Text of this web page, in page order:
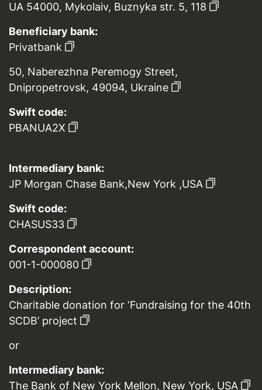
UA 54000, Mykolaiv, Buznyka str. 5, 118
Beneficiary bank:
Privatbank
50, Naberezhna Peremogy Street,
Dnipropetrovsk, 49094, Ukraine
Swift code:
PBANUA2X
Intermediary bank:
JP Morgan Chase Bank,New York ,USA
Swift code:
CHASUS33
Correspondent account:
001-1-000080
Description:
Charitable donation for ‘Fundraising for the 40th
SCDB’ project
or
Intermediary bank:
The Bank of New York Mellon, New York, USA